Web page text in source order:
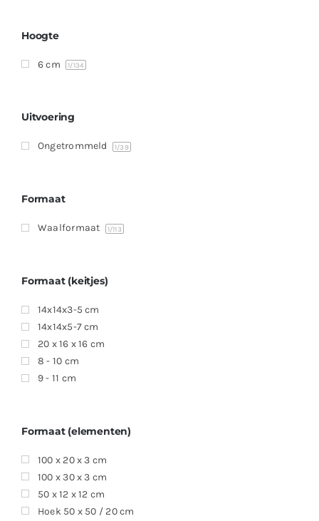
Contact
Offerte aanvragen
Hoogte
6 cm 1/134
Uitvoering
Ongetrommeld 1/39
Formaat
Waalformaat 1/113
Formaat (keitjes)
14x14x3-5 cm
14x14x5-7 cm
20 x 16 x 16 cm
8 - 10 cm
9 - 11 cm
Formaat (elementen)
100 x 20 x 3 cm
100 x 30 x 3 cm
50 x 12 x 12 cm
Hoek 50 x 50 / 20 cm